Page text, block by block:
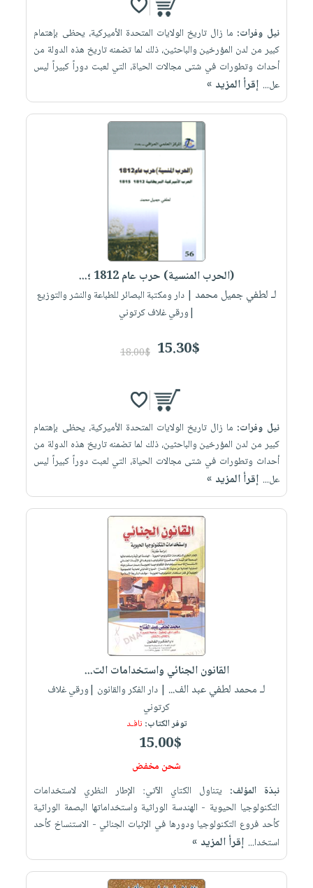
نيل وفرات: ما زال تاريخ الولايات المتحدة الأميركية، يحظى بإهتمام
كبير من لدن المؤرخين والباحثين، ذلك لما تضمنه تاريخ هذه الدولة من
أحداث وتطورات في شتى مجالات الحياة، التي لعبت دوراً كبيراً ليس
عل... إقرأ المزيد »
(الحرب المنسية) حرب عام 1812 ؛...
لـ لطفي جميل محمد | دار ومكتبة البصائر للطباعة والنشر والتوزيع
|ورقي غلاف كرتوني
15.30$
18.00$
نيل وفرات: ما زال تاريخ الولايات المتحدة الأميركية، يحظى بإهتمام
كبير من لدن المؤرخين والباحثين، ذلك لما تضمنه تاريخ هذه الدولة من
أحداث وتطورات في شتى مجالات الحياة، التي لعبت دوراً كبيراً ليس
عل... إقرأ المزيد »
القانون الجنائي واستخدامات الت...
لـ محمد لطفي عبد الف... | دار الفكر والقانون |ورقي غلاف
كرتوني
توفر الكتاب: نافـد
15.00$
شحن مخفض
نبذة المؤلف: يتناول الكتاي الآتي: الإطار النظري لاستخدامات
التكنولوجيا الحيوية - الهندسة الوراثية واستخداماتها البصمة الوراثية
كأحد فروع التكنولوجيا ودورها في الإثبات الجنائي - الاستنساخ كأحد
استخدا... إقرأ المزيد »